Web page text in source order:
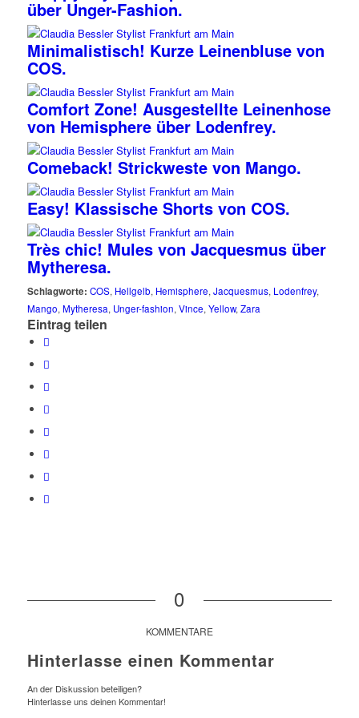
über Unger-Fashion.
Minimalistisch! Kurze Leinenbluse von
COS.
Comfort Zone! Ausgestellte Leinenhose
von Hemisphere über Lodenfrey.
Comeback! Strickweste von Mango.
Easy! Klassische Shorts von COS.
Très chic! Mules von Jacquesmus über
Mytheresa.
Schlagworte: COS, Hellgelb, Hemisphere, Jacquesmus, Lodenfrey,
Mango, Mytheresa, Unger-fashion, Vince, Yellow, Zara
Eintrag teilen
0
KOMMENTARE
Hinterlasse einen Kommentar
An der Diskussion beteiligen?
Hinterlasse uns deinen Kommentar!